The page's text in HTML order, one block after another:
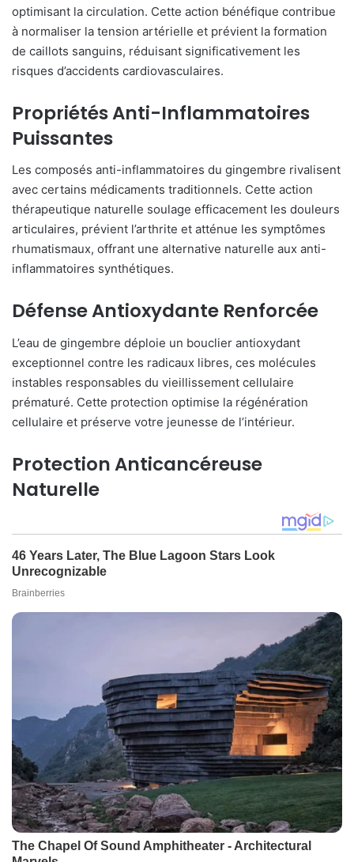
optimisant la circulation. Cette action bénéfique contribue
à normaliser la tension artérielle et prévient la formation
de caillots sanguins, réduisant significativement les
risques d’accidents cardiovasculaires.
Propriétés Anti-Inflammatoires
Puissantes
Les composés anti-inflammatoires du gingembre rivalisent
avec certains médicaments traditionnels. Cette action
thérapeutique naturelle soulage efficacement les douleurs
articulaires, prévient l’arthrite et atténue les symptômes
rhumatismaux, offrant une alternative naturelle aux anti-
inflammatoires synthétiques.
Défense Antioxydante Renforcée
L’eau de gingembre déploie un bouclier antioxydant
exceptionnel contre les radicaux libres, ces molécules
instables responsables du vieillissement cellulaire
prématuré. Cette protection optimise la régénération
cellulaire et préserve votre jeunesse de l’intérieur.
Protection Anticancéreuse
Naturelle